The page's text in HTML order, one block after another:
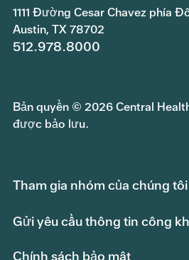
1111 Đường Cesar Chavez phía
Austin, TX 78702
512.978.8000
Bản quyền © 2026 Central
được bảo lưu.
Tham gia nhóm của chúng tôi
Gửi yêu cầu thông tin công
Chính sách bảo mật